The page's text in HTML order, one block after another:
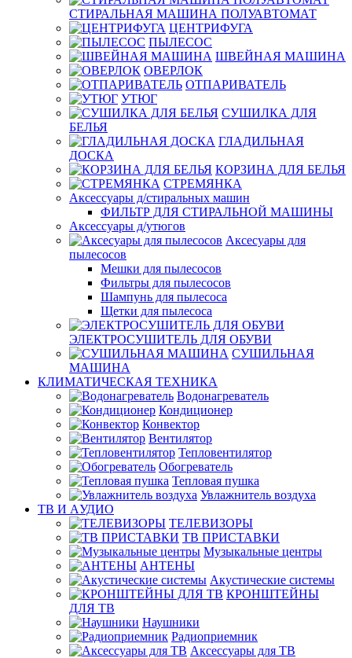
СТИРАЛЬНАЯ МАШИНА ПОЛУАВТОМАТ
ЦЕНТРИФУГА
ПЫЛЕСОС
ШВЕЙНАЯ МАШИНА
ОВЕРЛОК
ОТПАРИВАТЕЛЬ
УТЮГ
СУШИЛКА ДЛЯ
БЕЛЬЯ
ГЛАДИЛЬНАЯ
ДОСКА
КОРЗИНА ДЛЯ БЕЛЬЯ
СТРЕМЯНКА
Аксессуары д/стиральных машин
ФИЛЬТР ДЛЯ СТИРАЛЬНОЙ МАШИНЫ
Аксессуары д/утюгов
Аксесуары для
пылесосов
Мешки для пылесосов
Фильтры для пылесосов
Шампунь для пылесоса
Щетки для пылесоса
ЭЛЕКТРОСУШИТЕЛЬ ДЛЯ ОБУВИ
СУШИЛЬНАЯ
МАШИНА
КЛИМАТИЧЕСКАЯ ТЕХНИКА
Водонагреватель
Кондиционер
Конвектор
Вентилятор
Тепловентилятор
Обогреватель
Тепловая пушка
Увлажнитель воздуха
ТВ И AУДИО
ТЕЛЕВИЗОРЫ
ТВ ПРИСТАВКИ
Музыкальные центры
АНТЕНЫ
Акустические системы
КРОНШТЕЙНЫ
ДЛЯ ТВ
Наушники
Радиоприемник
Аксессуары для ТВ